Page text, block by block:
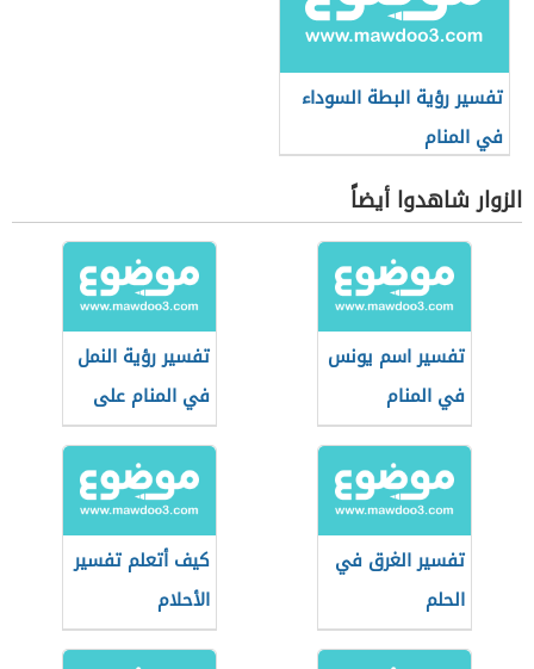
تفسير رؤية البطة السوداء
في المنام
الزوار شاهدوا أيضاً
تفسير اسم يونس
في المنام
تفسير رؤية النمل
في المنام على
الفراش للعزباء
تفسير الغرق في
الحلم
كيف أتعلم تفسير
الأحلام